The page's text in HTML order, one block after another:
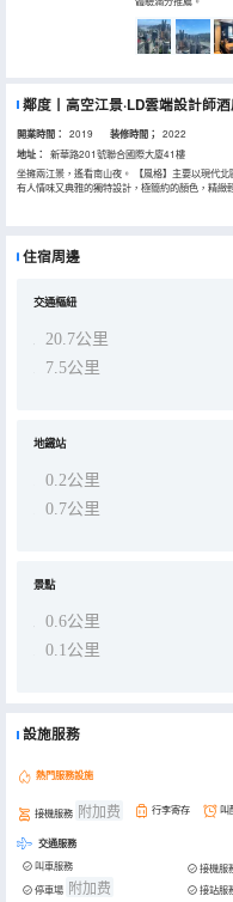
鄰度丨高空江景·LD雲端設計師
開業時間： 2019 装修時間； 2022
地址：
新華路201號聯合國際大廈41樓
坐擁兩江景，遙看南山夜。 【風格】主要以現代
有人情味又典雅的獨特設計，極簡約的顏色，精
設計，我們崇尚自然、尊重傳統工藝技術。 【地
41樓。毗鄰解放碑、洪崖洞、千廝門大橋、長江
站、西站都可到達！ 【景觀】開闊的視野，滿窗
生財產安全。更有便捷寬敞的地下停車庫，為您提
住宿周邊
交通樞紐
20.7公里
7.5公里
地鐵站
0.2公里
0.7公里
景點
0.6公里
0.1公里
設施服務
熱門服務設施
接機服務 附加费 行李寄存 叫
交通服務
叫車服務 接機服
停車場 附加费 接站服